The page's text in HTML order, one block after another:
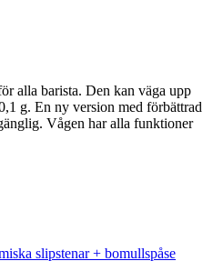
alla barista. Den kan väga upp
g. En ny version med förbättrad
Vågen har alla funktioner